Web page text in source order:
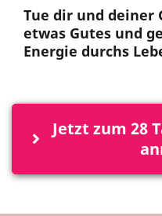
Tue dir und deiner
etwas Gutes und
Energie durchs
Jetzt zum 28